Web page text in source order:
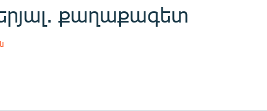
քաղաքագետ